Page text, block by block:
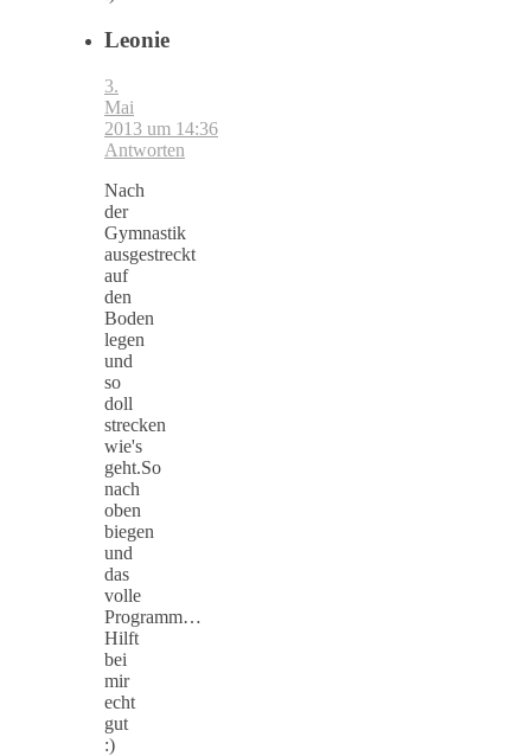
Leonie
3.
Mai
2013 um 14:36
Antworten
Nach
der
Gymnastik
ausgestreckt
auf
den
Boden
legen
und
so
doll
strecken
wie's
geht.So
nach
oben
biegen
und
das
volle
Programm…
Hilft
bei
mir
echt
gut
:)